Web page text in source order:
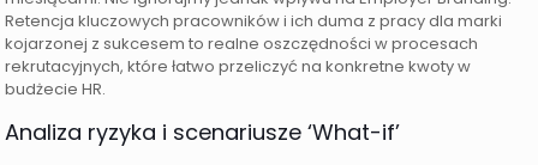
Retencja kluczowych pracowników i ich duma z pracy dla marki
kojarzonej z sukcesem to realne oszczędności w procesach
rekrutacyjnych, które łatwo przeliczyć na konkretne kwoty w
budżecie HR.
Analiza ryzyka i scenariusze ‘What-if’